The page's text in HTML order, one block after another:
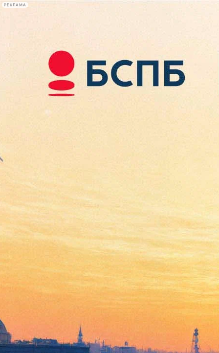
РЕКЛАМА
Сегодня:
2026.08.08
11:48
Афиша Plus
Анна Нетребко пригрозила,
что больше не выступит в
России
Версия для печати